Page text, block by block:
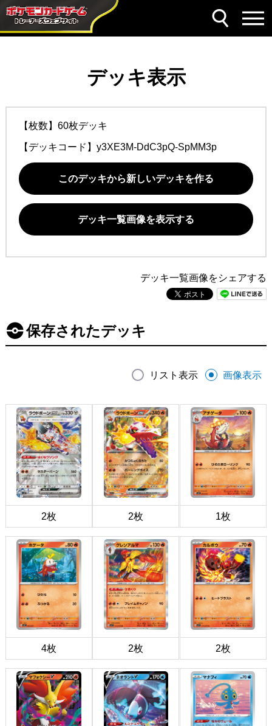
デッキ表示
【枚数】60枚デッキ
【デッキコード】 y3XE3M-DdC3pQ-SpMM3p
このデッキから新しいデッキを作る
デッキ一覧画像を表示する
デッキ一覧画像をシェアする
保存されたデッキ
リスト表示 画像表示
2枚 2枚 1枚
4枚 2枚 2枚